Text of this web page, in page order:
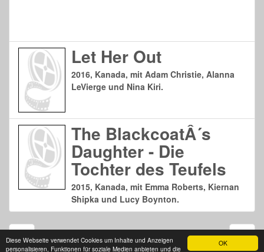
OK
Diese Webseite verwendet Cookies um Inhalte und Anzeigen
personalisieren, Funktionen für soziale Medien anbieten und die
Let Her Out
2016, Kanada, mit Adam Christie, Alanna
LeVierge und Nina Kiri.
The BlackcoatÂ´s
Daughter - Die
Tochter des Teufels
2015, Kanada, mit Emma Roberts, Kiernan
Shipka und Lucy Boynton.
Seite 1 von 1